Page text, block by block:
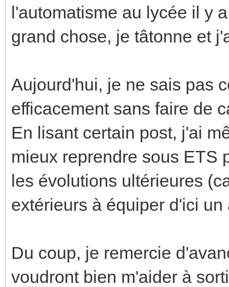
l'automatisme au lycée il y
grand chose, je tâtonne et
Aujourd'hui, je ne sais pas
efficacement sans faire de
En lisant certain post, j'ai
mieux reprendre sous ETS
les évolutions ultérieures
extérieurs à équiper d'ici un
Du coup, je remercie
voudront bien m'aider à